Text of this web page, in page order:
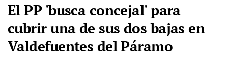
El PP 'busca concejal' para
cubrir una de sus dos bajas en
Valdefuentes del Páramo